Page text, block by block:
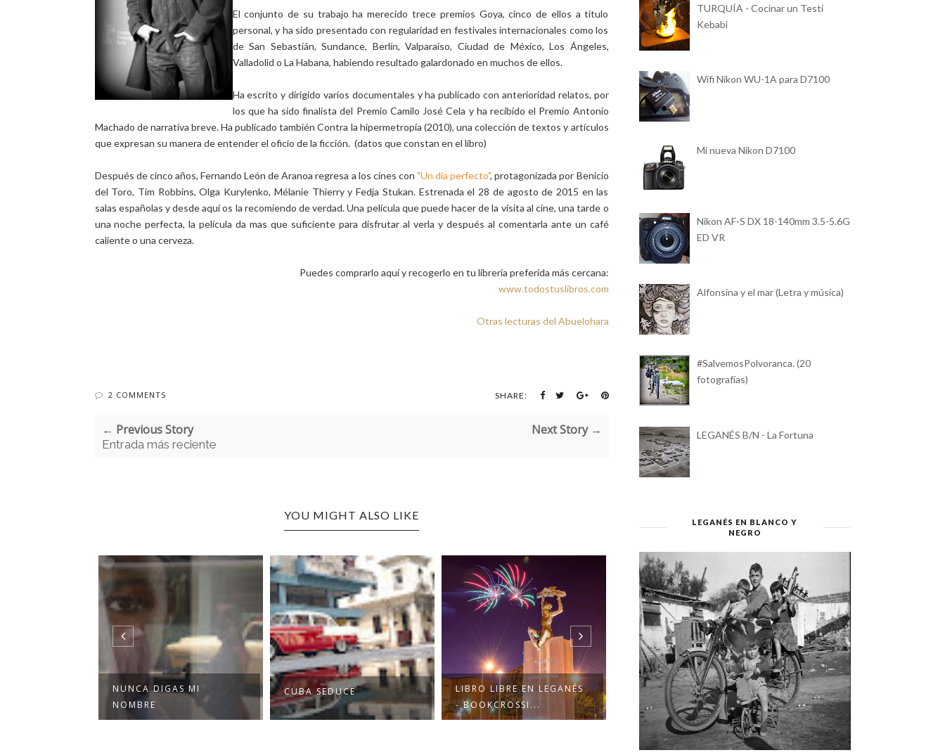
El conjunto de su trabajo ha merecido trece premios Goya, cinco de ellos a título
personal, y ha sido presentado con regularidad en festivales internacionales como los
de San Sebastián, Sundance, Berlín, Valparaíso, Ciudad de México, Los Ángeles,
Valladolid o La Habana, habiendo resultado galardonado en muchos de ellos.
Ha escrito y dirigido varios documentales y ha publicado con anterioridad relatos, por
los que ha sido finalista del Premio Camilo José Cela y ha recibido el Premio Antonio
Machado de narrativa breve. Ha publicado también Contra la hipermetropía (2010), una colección de textos y artículos
que expresan su manera de entender el oficio de la ficción. (datos que constan en el libro)
Después de cinco años, Fernando León de Aranoa regresa a los cines con "Un día perfecto", protagonizada por Benicio
del Toro, Tim Robbins, Olga Kurylenko, Mélanie Thierry y Fedja Stukan. Estrenada el 28 de agosto de 2015 en las
salas españolas y desde aquí os la recomiendo de verdad. Una película que puede hacer de la visita al cine, una tarde o
una noche perfecta, la película da mas que suficiente para disfrutar al verla y después al comentarla ante un café
caliente o una cerveza.
Puedes comprarlo aquí y recogerlo en tu librería preferida más cercana:
www.todostuslibros.com
Otras lecturas del Abuelohara
2 COMMENTS SHARE:
← Previous Story
Entrada más reciente
Next Story →
YOU MIGHT ALSO LIKE
NUNCA DIGAS MI
NOMBRE
CUBA SEDUCE
LIBRO LIBRE EN LEGANÉS
- BOOKCROSSI...
RELATOS DE MUJER
MI MEJOR REGALO, PARA
TI.
TURQUÍA - Cocinar un Testi
Kebabi
Wifi Nikon WU-1A para D7100
Mi nueva Nikon D7100
Nikon AF-S DX 18-140mm 3.5-5.6G
ED VR
Alfonsina y el mar (Letra y música)
#SalvemosPolvoranca. (20
fotografías)
LEGANÉS B/N - La Fortuna
LEGANÉS EN BLANCO Y
NEGRO